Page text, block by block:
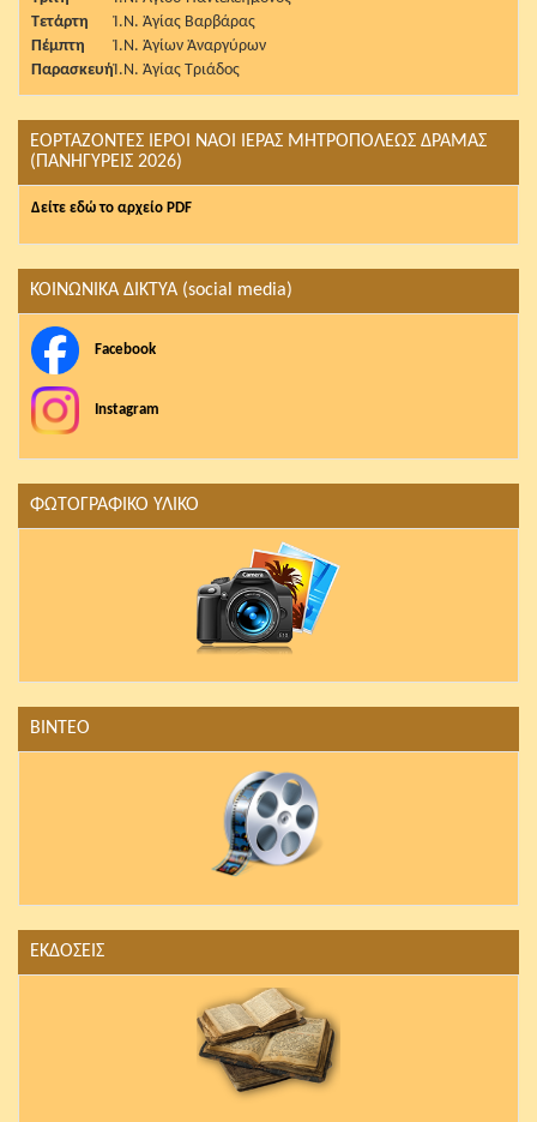
Τετάρτη
Ἱ.Ν. Ἁγίας Βαρβάρας
Πέμπτη
Ἱ.Ν. Ἁγίων Ἀναργύρων
ΠαρασκευήἹ.Ν. Ἁγίας Τριάδος
ΕΟΡΤΑΖΟΝΤΕΣ ΙΕΡΟΙ ΝΑΟΙ ΙΕΡΑΣ ΜΗΤΡΟΠΟΛΕΩΣ ΔΡΑΜΑΣ
(ΠΑΝΗΓΥΡΕΙΣ 2026)
Δείτε εδώ το αρχείο PDF
ΚΟΙΝΩΝΙΚΑ ΔΙΚΤΥΑ (social media)
Facebook
Instagram
ΦΩΤΟΓΡΑΦΙΚΟ ΥΛΙΚΟ
ΒΙΝΤΕΟ
ΕΚΔΟΣΕΙΣ